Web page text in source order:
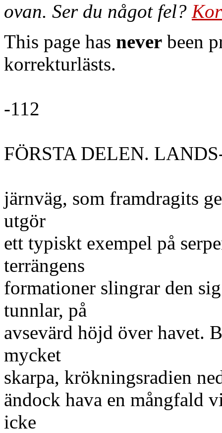
ovan. Ser du något fel?
This page has never been
korrekturlästs.
-112
FÖRSTA DELEN.
järnväg, som framdragits
utgör
ett typiskt exempel på
terrängens
formationer slingrar den
tunnlar, på
avsevärd höjd över havet.
mycket
skarpa, krökningsradien
ändock hava en mångfald
icke